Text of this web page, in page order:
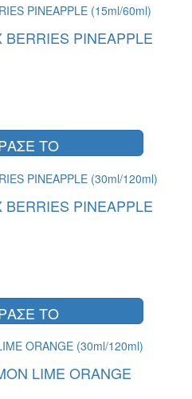
BERRIES PINEAPPLE
ΤΟ
BERRIES PINEAPPLE
ΤΟ
LIME ORANGE